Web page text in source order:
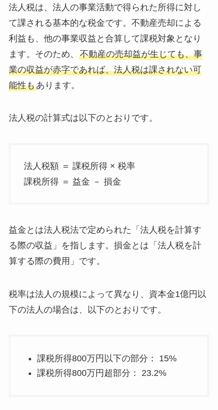
法人税は、法人の事業活動で得られた所得に対し
て課される基本的な税金です。不動産売却による
利益も、他の事業収益と合算して課税対象となり
ます。そのため、 不動産の売却益が生じても、事
業の収益が赤字であれば、法人税は課されない可
能性もあります。
法人税の計算式は以下のとおりです。
法人税額 ＝ 課税所得 × 税率
課税所得 ＝ 益金 － 損金
益金とは法人税法で定められた「法人税を計算す
る際の収益」を指します。損金とは「法人税を計
算する際の費用」です。
税率は法人の規模によって異なり、資本金1億円以
下の法人の場合は、以下のとおりです。
課税所得800万円以下の部分： 15%
課税所得800万円超部分： 23.2%